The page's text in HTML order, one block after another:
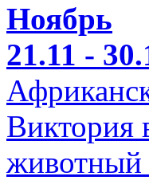
Ноябрь
21.11 -
Виктория
животный